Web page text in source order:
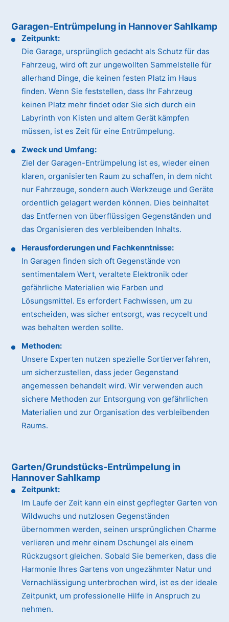
Garagen-Entrümpelung in Hannover Sahlkamp
Zeitpunkt:
Die Garage, ursprünglich gedacht als Schutz für das
Fahrzeug, wird oft zur ungewollten Sammelstelle für
allerhand Dinge, die keinen festen Platz im Haus
finden. Wenn Sie feststellen, dass Ihr Fahrzeug
keinen Platz mehr findet oder Sie sich durch ein
Labyrinth von Kisten und altem Gerät kämpfen
müssen, ist es Zeit für eine Entrümpelung.
Zweck und Umfang:
Ziel der Garagen-Entrümpelung ist es, wieder einen
klaren, organisierten Raum zu schaffen, in dem nicht
nur Fahrzeuge, sondern auch Werkzeuge und Geräte
ordentlich gelagert werden können. Dies beinhaltet
das Entfernen von überflüssigen Gegenständen und
das Organisieren des verbleibenden Inhalts.
Herausforderungen und Fachkenntnisse:
In Garagen finden sich oft Gegenstände von
sentimentalem Wert, veraltete Elektronik oder
gefährliche Materialien wie Farben und
Lösungsmittel. Es erfordert Fachwissen, um zu
entscheiden, was sicher entsorgt, was recycelt und
was behalten werden sollte.
Methoden:
Unsere Experten nutzen spezielle Sortierverfahren,
um sicherzustellen, dass jeder Gegenstand
angemessen behandelt wird. Wir verwenden auch
sichere Methoden zur Entsorgung von gefährlichen
Materialien und zur Organisation des verbleibenden
Raums.
Garten/Grundstücks-Entrümpelung in
Hannover Sahlkamp
Zeitpunkt:
Im Laufe der Zeit kann ein einst gepflegter Garten von
Wildwuchs und nutzlosen Gegenständen
übernommen werden, seinen ursprünglichen Charme
verlieren und mehr einem Dschungel als einem
Rückzugsort gleichen. Sobald Sie bemerken, dass die
Harmonie Ihres Gartens von ungezähmter Natur und
Vernachlässigung unterbrochen wird, ist es der ideale
Zeitpunkt, um professionelle Hilfe in Anspruch zu
nehmen.